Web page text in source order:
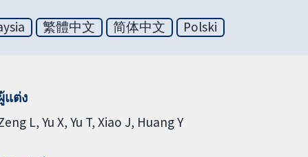
繁體中文 简体中文 Polski
แต่ง
L Yu X Yu T Xiao J Huang Y